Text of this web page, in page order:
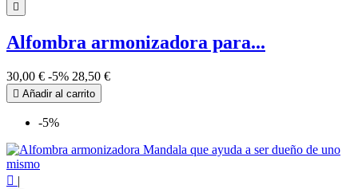

Alfombra armonizadora para...
30,00 € -5% 28,50 €
 Añadir al carrito
-5%
 |